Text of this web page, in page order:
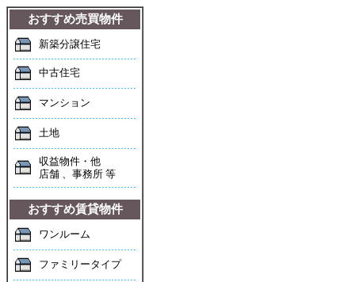
おすすめ売買物件
新築分譲住宅
中古住宅
マンション
土地
収益物件・他
店舗 、事務所 等
おすすめ賃貸物件
ワンルーム
ファミリータイプ